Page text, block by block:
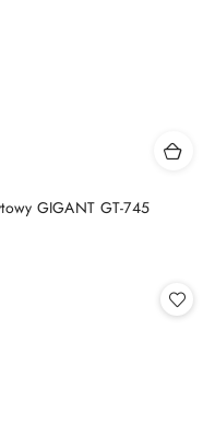
GIGANT GT-745